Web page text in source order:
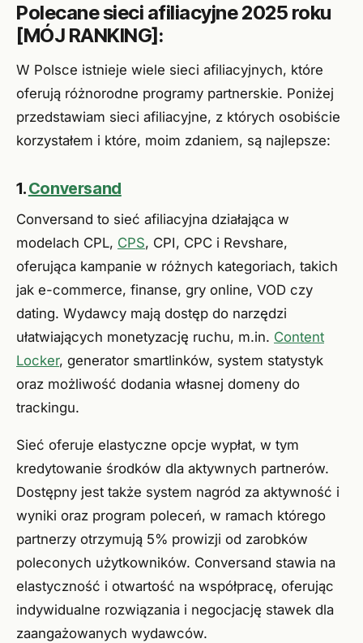
Polecane sieci afiliacyjne 2025 roku
[MÓJ RANKING]:
W Polsce istnieje wiele sieci afiliacyjnych, które
oferują różnorodne programy partnerskie. Poniżej
przedstawiam sieci afiliacyjne, z których osobiście
korzystałem i które, moim zdaniem, są najlepsze:
1.Conversand
Conversand to sieć afiliacyjna działająca w
modelach CPL, CPS, CPI, CPC i Revshare,
oferująca kampanie w różnych kategoriach, takich
jak e-commerce, finanse, gry online, VOD czy
dating. Wydawcy mają dostęp do narzędzi
ułatwiających monetyzację ruchu, m.in. Content
Locker, generator smartlinków, system statystyk
oraz możliwość dodania własnej domeny do
trackingu.
Sieć oferuje elastyczne opcje wypłat, w tym
kredytowanie środków dla aktywnych partnerów.
Dostępny jest także system nagród za aktywność i
wyniki oraz program poleceń, w ramach którego
partnerzy otrzymują 5% prowizji od zarobków
poleconych użytkowników. Conversand stawia na
elastyczność i otwartość na współpracę, oferując
indywidualne rozwiązania i negocjację stawek dla
zaangażowanych wydawców.